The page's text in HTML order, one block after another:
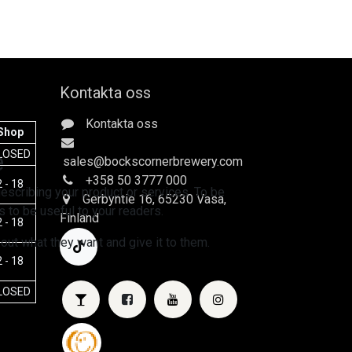
- 18
- 18
- 18
Kontakta oss
Kontakta oss
sales@bockscornerbrewery.com
+358 50 3777 000
Gerbyntie 16, 65230 Vasa,
Finland
your product or services. To be
to be useful to your readers.
what they want and give it to them.